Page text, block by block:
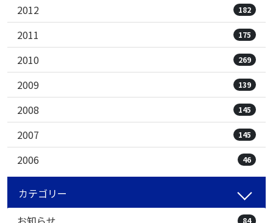
2012 182
2011 175
2010 269
2009 139
2008 145
2007 145
2006 46
カテゴリー
84